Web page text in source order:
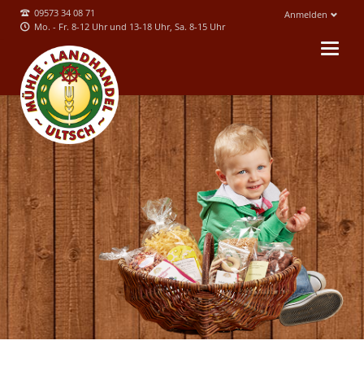
09573 34 08 71
Mo. - Fr. 8-12 Uhr und 13-18 Uhr, Sa. 8-15 Uhr
Anmelden